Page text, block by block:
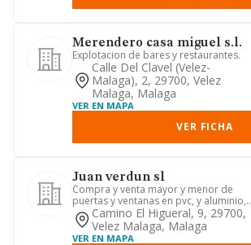
Merendero casa miguel s.l.
Explotacion de bares y restaurantes.
Calle Del Clavel (velez-
Malaga), 2, 29700, Velez
Malaga, Malaga
VER EN MAPA
VER FICHA
Juan verdun sl
Compra y venta mayor y menor de
puertas y ventanas en pvc, y aluminio,
puertas de seguridad, mosqui...
Camino El Higueral, 9, 29700,
Velez Malaga, Malaga
VER EN MAPA